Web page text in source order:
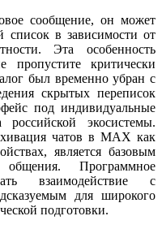
сообщение, он может
список в зависимости от
Эта особенность
пропустите критически
был временно убран с
скрытых переписок
под индивидуальные
российской экосистемы.
чатов в MAX как
является базовым
Программное
взаимодействие с
для широкого
подготовки.